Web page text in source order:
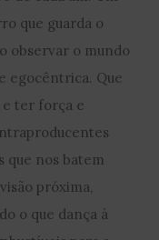
que guarda o
observar o mundo
egocêntrica. Que
e ter força e
que nos batem
próxima,
o que dança à